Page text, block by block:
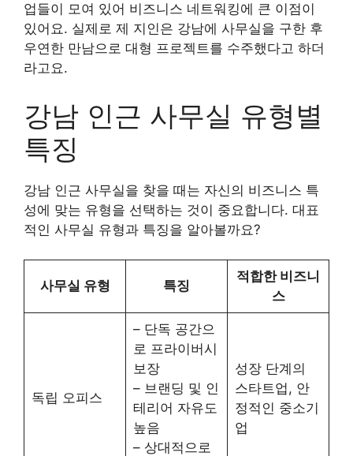
업들이 모여 있어 비즈니스 네트워킹에 큰 이점이
있어요. 실제로 제 지인은 강남에 사무실을 구한 후
우연한 만남으로 대형 프로젝트를 수주했다고 하더
라고요.
강남 인근 사무실 유형별
특징
강남 인근 사무실을 찾을 때는 자신의 비즈니스 특
성에 맞는 유형을 선택하는 것이 중요합니다. 대표
적인 사무실 유형과 특징을 알아볼까요?
사무실 유형 특징
적합한 비즈니
스
독립 오피스
– 단독 공간으
로 프라이버시
보장
– 브랜딩 및 인
테리어 자유도
높음
– 상대적으로
성장 단계의
스타트업, 안
정적인 중소기
업